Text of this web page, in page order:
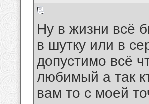
Ну в жизни всё
в шутку или в
допустимо всё
любимый а так
вам то с моей